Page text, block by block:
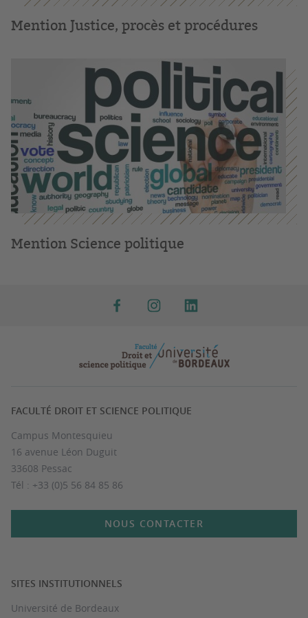
Mention Justice, procès et procédures
Mention Science politique
FACULTÉ DROIT ET SCIENCE POLITIQUE
Campus Montesquieu
16 avenue Léon Duguit
33608 Pessac
Tél : +33 (0)5 56 84 85 86
NOUS CONTACTER
SITES INSTITUTIONNELS
Université de Bordeaux